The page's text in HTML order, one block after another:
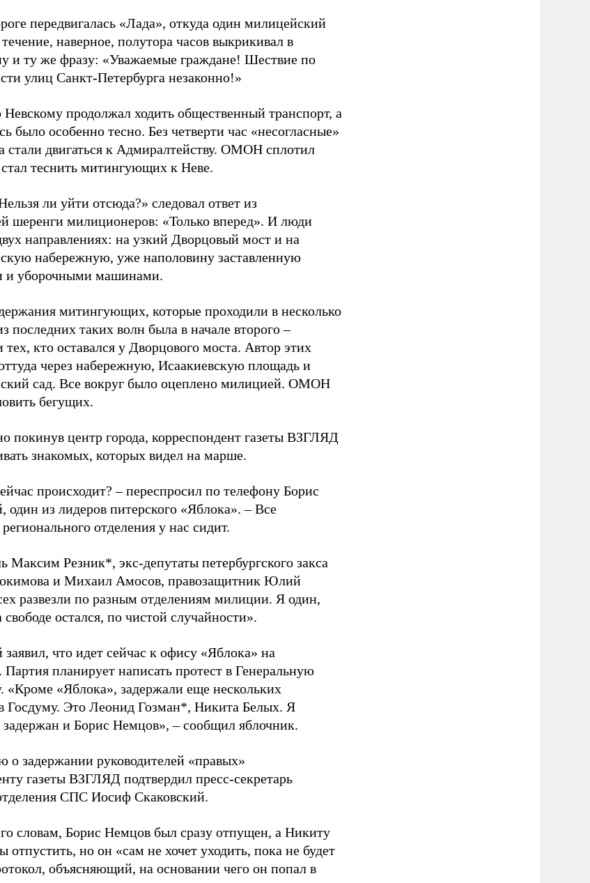
передвигалась «Лада», откуда один милицейский
наверное, полутора часов выкрикивал в
и ту же фразу: «Уважаемые граждане! Шествие по
улиц Санкт-Петербурга незаконно!»
продолжал ходить общественный транспорт, а
было особенно тесно. Без четверти час «несогласные»
стали двигаться к Адмиралтейству. ОМОН сплотил
теснить митингующих к Неве.
ли уйти отсюда?» следовал ответ из
шеренги милиционеров: «Только вперед». И люди
направлениях: на узкий Дворцовый мост и на
набережную, уже наполовину заставленную
и уборочными машинами.
митингующих, которые проходили в несколько
последних таких волн была в начале второго –
тех, кто оставался у Дворцового моста. Автор этих
через набережную, Исаакиевскую площадь и
сад. Все вокруг было оцеплено милицией. ОМОН
бегущих.
покинув центр города, корреспондент газеты ВЗГЛЯД
знакомых, которых видел на марше.
происходит? – переспросил по телефону Борис
один из лидеров питерского «Яблока». – Все
отделения у нас сидит.
Максим Резник*, экс-депутаты петербургского закса
и Михаил Амосов, правозащитник Юлий
развезли по разным отделениям милиции. Я один,
свободе остался, по чистой случайности».
что идет сейчас к офису «Яблока» на
планирует написать протест в Генеральную
«Кроме «Яблока», задержали еще нескольких
Госдуму. Это Леонид Гозман*, Никита Белых. Я
и Борис Немцов», – сообщил яблочник.
задержании руководителей «правых»
газеты ВЗГЛЯД подтвердил пресс-секретарь
СПС Иосиф Скаковский.
словам, Борис Немцов был сразу отпущен, а Никиту
отпустить, но он «сам не хочет уходить, пока не будет
объясняющий, на основании чего он попал в